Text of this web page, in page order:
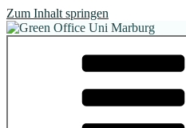
Zum Inhalt springen
Green Office Uni Marburg
Für mehr Nachhaltigkeit an unserer